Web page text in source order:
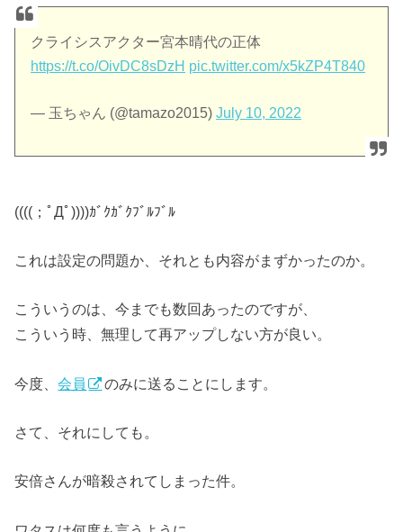
クライシスアクター宮本晴代の正体
https://t.co/OivDC8sDzH pic.twitter.com/x5kZP4T840
— 玉ちゃん (@tamazo2015)July 10, 2022
((((；ﾟДﾟ))))ｶﾞｸｶﾞｸﾌﾞﾙﾌﾞﾙ
これは設定の問題か、それとも内容がまずかったのか。
こういうのは、今までも数回あったのですが、
こういう時、無理して再アップしない方が良い。
今度、会員 のみに送ることにします。
さて、それにしても。
安倍さんが暗殺されてしまった件。